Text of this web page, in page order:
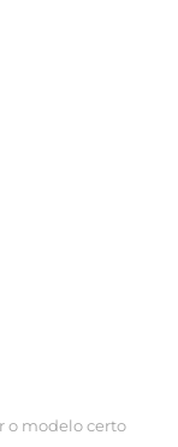
o modelo certo